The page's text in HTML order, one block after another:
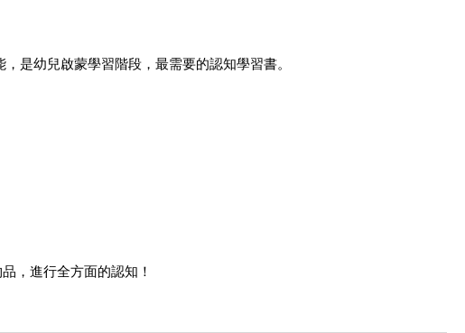
是幼兒啟蒙學習階段，最需要的認知學習書。
，進行全方面的認知！